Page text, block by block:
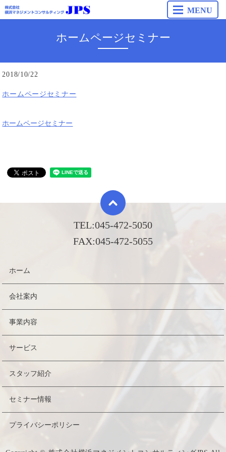
MENU
ホームページセミナー
2018/10/22
ホームページセミナー
ホームページセミナー
TEL:045-472-5050
FAX:045-472-5055
ホーム
会社案内
事業内容
サービス
スタッフ紹介
セミナー情報
プライバシーポリシー